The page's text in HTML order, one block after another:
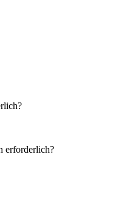
erforderlich?